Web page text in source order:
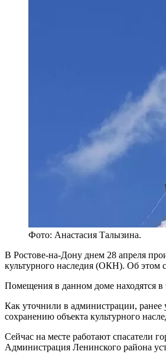
Фото: Анастасия Талызина.
В Ростове-на-Дону днем 28 апреля
культурного наследия (ОКН). Об этом
Помещения в данном доме находятся
Как уточнили в администрации, ранее
сохранению объекта культурного
Сейчас на месте работают спасатели
Администрация Ленинского района